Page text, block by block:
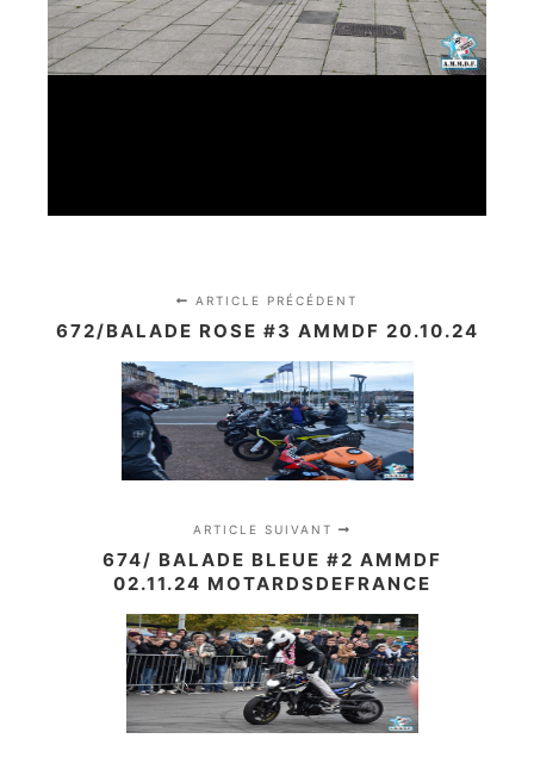
ARTICLE PRÉCÉDENT
672/BALADE ROSE #3 AMMDF 20.10.24
ARTICLE SUIVANT
674/ BALADE BLEUE #2 AMMDF
02.11.24 MOTARDSDEFRANCE